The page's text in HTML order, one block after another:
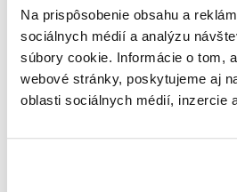
Na prispôsobenie obsahu a
sociálnych médií a analýzu
súbory cookie. Informácie o tom,
webové stránky, poskytujeme aj
oblasti sociálnych médií, inzercie
WIE SICH AUF EINEN TCA-